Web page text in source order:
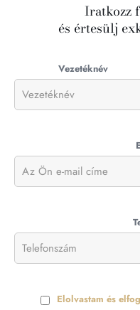
Iratkozz
és értesülj
Vezetéknév
Elolvastam és